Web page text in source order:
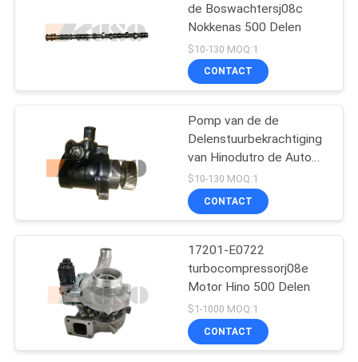
HinoMotoronderdelen
De Delen van de
Hinorem
de Boswachtersj08c
Nokkenas 500 Delen
$10-130 MOQ:1
CONTACT
Pomp van de de
Delenstuurbekrachtiging
van Hinodutro de Auto
voor HINO P11C
$10-130 MOQ:1
CONTACT
17201-E0722
turbocompressorj08e
Motor Hino 500 Delen
$1-1000 MOQ:1
CONTACT